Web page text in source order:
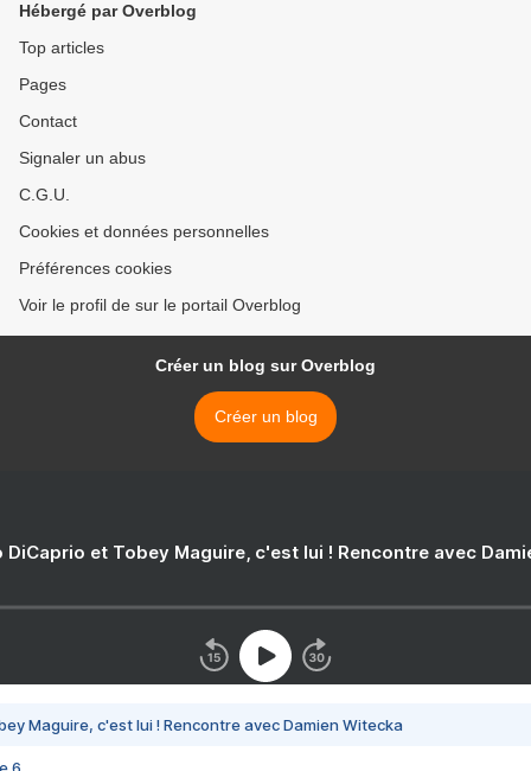
Hébergé par Overblog
Top articles
Pages
Contact
Signaler un abus
C.G.U.
Cookies et données personnelles
Préférences cookies
Voir le profil de sur le portail Overblog
Créer un blog sur Overblog
Créer un blog
DiCaprio et Tobey Maguire, c'est lui ! Rencontre avec
Maguire, c'est lui ! Rencontre avec Damien Witecka